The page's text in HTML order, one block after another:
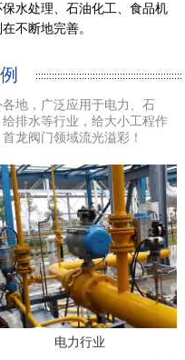
水处理、石油化工、食品机
不断地完善。
地，广泛应用于电力、石
排水等行业，给大小工程作
龙阀门领域流光溢彩！
电力行业